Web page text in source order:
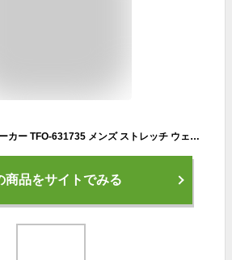
軽量 透湿 ウインドブレーカー TFO-631735 メンズ ストレッチ ウェア L-XXXL 薄手 紫外線カット 登山 ウォーキング ジャケット パーカー キャンプ バイク 防風 通勤 ゴルフ 父の日 喜ぶプレゼント ax アエトニクス The First Outdoor
商品をサイトでみる